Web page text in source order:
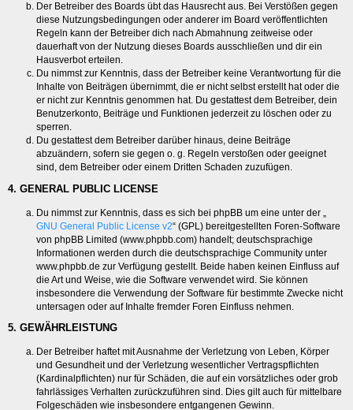
Der Betreiber des Boards übt das Hausrecht aus. Bei Verstößen gegen
diese Nutzungsbedingungen oder anderer im Board veröffentlichten
Regeln kann der Betreiber dich nach Abmahnung zeitweise oder
dauerhaft von der Nutzung dieses Boards ausschließen und dir ein
Hausverbot erteilen.
Du nimmst zur Kenntnis, dass der Betreiber keine Verantwortung für die
Inhalte von Beiträgen übernimmt, die er nicht selbst erstellt hat oder die
er nicht zur Kenntnis genommen hat. Du gestattest dem Betreiber, dein
Benutzerkonto, Beiträge und Funktionen jederzeit zu löschen oder zu
sperren.
Du gestattest dem Betreiber darüber hinaus, deine Beiträge
abzuändern, sofern sie gegen o. g. Regeln verstoßen oder geeignet
sind, dem Betreiber oder einem Dritten Schaden zuzufügen.
4. GENERAL PUBLIC LICENSE
Du nimmst zur Kenntnis, dass es sich bei phpBB um eine unter der „
GNU General Public License v2“ (GPL) bereitgestellten Foren-Software
von phpBB Limited (www.phpbb.com) handelt; deutschsprachige
Informationen werden durch die deutschsprachige Community unter
www.phpbb.de zur Verfügung gestellt. Beide haben keinen Einfluss auf
die Art und Weise, wie die Software verwendet wird. Sie können
insbesondere die Verwendung der Software für bestimmte Zwecke nicht
untersagen oder auf Inhalte fremder Foren Einfluss nehmen.
5. GEWÄHRLEISTUNG
Der Betreiber haftet mit Ausnahme der Verletzung von Leben, Körper
und Gesundheit und der Verletzung wesentlicher Vertragspflichten
(Kardinalpflichten) nur für Schäden, die auf ein vorsätzliches oder grob
fahrlässiges Verhalten zurückzuführen sind. Dies gilt auch für mittelbare
Folgeschäden wie insbesondere entgangenen Gewinn.